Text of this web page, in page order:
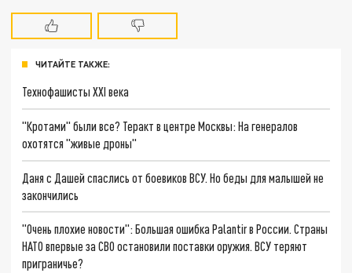
ЧИТАЙТЕ ТАКЖЕ:
Технофашисты XXI века
"Кротами" были все? Теракт в центре Москвы: На генералов
охотятся "живые дроны"
Даня с Дашей спаслись от боевиков ВСУ. Но беды для малышей не
закончились
"Очень плохие новости": Большая ошибка Palantir в России. Страны
НАТО впервые за СВО остановили поставки оружия. ВСУ теряют
приграничье?